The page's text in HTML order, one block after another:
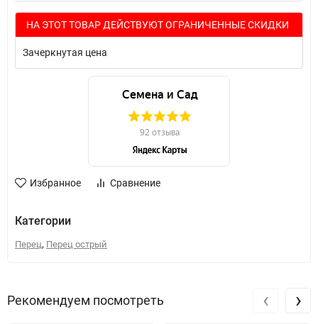
НА ЭТОТ ТОВАР ДЕЙСТВУЮТ ОГРАНИЧЕННЫЕ СКИДКИ
Зачеркнутая цена
Избранное Сравнение
Категории
Перец, Перец острый
Рекомендуем посмотреть ‹ ›